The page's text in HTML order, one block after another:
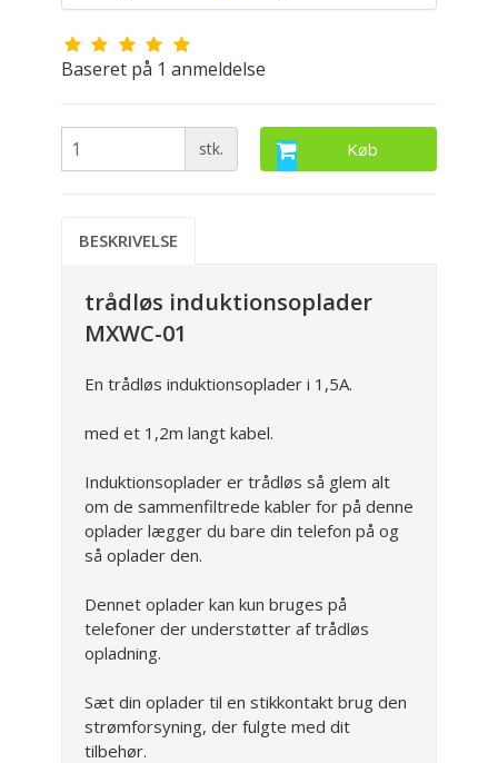
Baseret på 1 anmeldelse
stk. Køb
BESKRIVELSE
trådløs induktionsoplader
MXWC-01
En trådløs induktionsoplader i 1,5A.
med et 1,2m langt kabel.
Induktionsoplader er trådløs så glem alt
om de sammenfiltrede kabler for på denne
oplader lægger du bare din telefon på og
så oplader den.
Dennet oplader kan kun bruges på
telefoner der understøtter af trådløs
opladning.
Sæt din oplader til en stikkontakt brug den
strømforsyning, der fulgte med dit
tilbehør.